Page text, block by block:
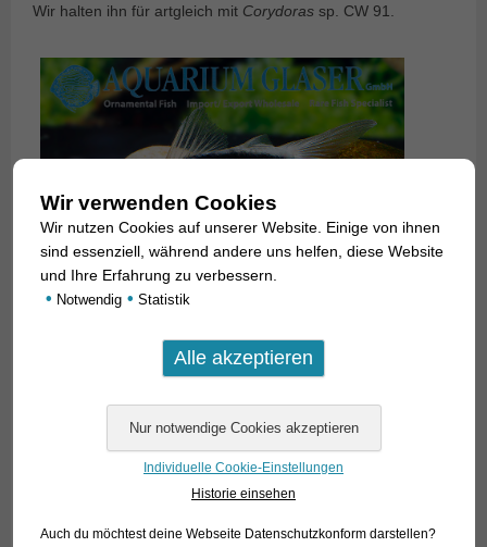
Wir halten ihn für artgleich mit Corydoras sp. CW 91.
Wir verwenden Cookies
Wir nutzen Cookies auf unserer Website. Einige von ihnen
sind essenziell, während andere uns helfen, diese Website
und Ihre Erfahrung zu verbessern.
• Notwendig • Statistik
Individuelle Cookie-Einstellungen
Historie einsehen
Auch du möchtest deine Webseite Datenschutzkonform darstellen?